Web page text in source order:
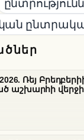
Ռեյ
աշխարհի վերջի